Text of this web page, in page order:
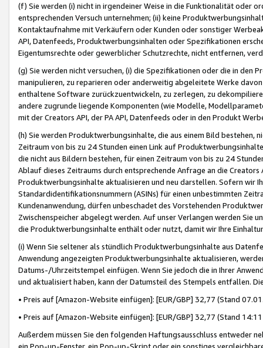
(f) Sie werden (i) nicht in irgendeiner Weise in die Funktionalität oder
entsprechenden Versuch unternehmen; (ii) keine
Kontaktaufnahme mit Verkäufern oder Kunden oder sonstiger
API, Datenfeeds, Produktwerbungsinhalten oder Spezifikationen
Eigentumsrechte oder gewerblicher Schutzrechte, nicht entfernen,
(g) Sie werden nicht versuchen, (i) die Spezifikationen oder die in
manipulieren, zu reparieren oder anderweitig abgeleitete Werke
enthaltene Software zurückzuentwickeln, zu zerlegen, zu
andere zugrunde liegende Komponenten (wie Modelle,
mit der Creators API, der PA API, Datenfeeds oder in den Produkt
(h) Sie werden Produktwerbungsinhalte, die aus einem Bild bestehen,
Zeitraum von bis zu 24 Stunden einen Link auf
die nicht aus Bildern bestehen, für einen Zeitraum von bis zu 24
Ablauf dieses Zeitraums durch entsprechende Anfrage an die
Produktwerbungsinhalte aktualisieren und neu darstellen. Sofern wir
Standardidentifikationsnummern (ASINs) für einen unbestimmten
Kundenanwendung, dürfen unbeschadet des Vorstehenden
Zwischenspeicher abgelegt werden. Auf unser Verlangen werden Sie
die Produktwerbungsinhalte enthält oder nutzt, damit wir Ihre
(i) Wenn Sie seltener als stündlich Produktwerbungsinhalte aus
Anwendung angezeigten Produktwerbungsinhalte aktualisieren,
Datums-/Uhrzeitstempel einfügen. Wenn Sie jedoch die in Ihrer
und aktualisiert haben, kann der Datumsteil des Stempels entfallen.
• Preis auf [Amazon-Website einfügen]: [EUR/GBP] 32,77 (Stand
• Preis auf [Amazon-Website einfügen]: [EUR/GBP] 32,77 (Stand
Außerdem müssen Sie den folgenden Haftungsausschluss entweder
ein Pop-up-Fenster, ein Pop-up-Skript oder ein sonstiges